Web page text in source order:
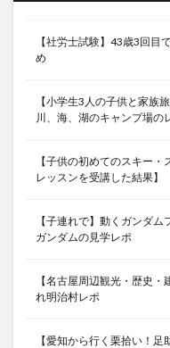
【社労士試験】43歳3回目
め
【小学生3人の子供と家族
川、海、湖のキャンプ場の
【子供の初めてのスキー
レッスンを受講した結果】
【子連れで】動くガンダ
ガンダムの見学レポ
【名古屋周辺観光・歴史
れ明治村レポ
【愛知から行く栗拾い！